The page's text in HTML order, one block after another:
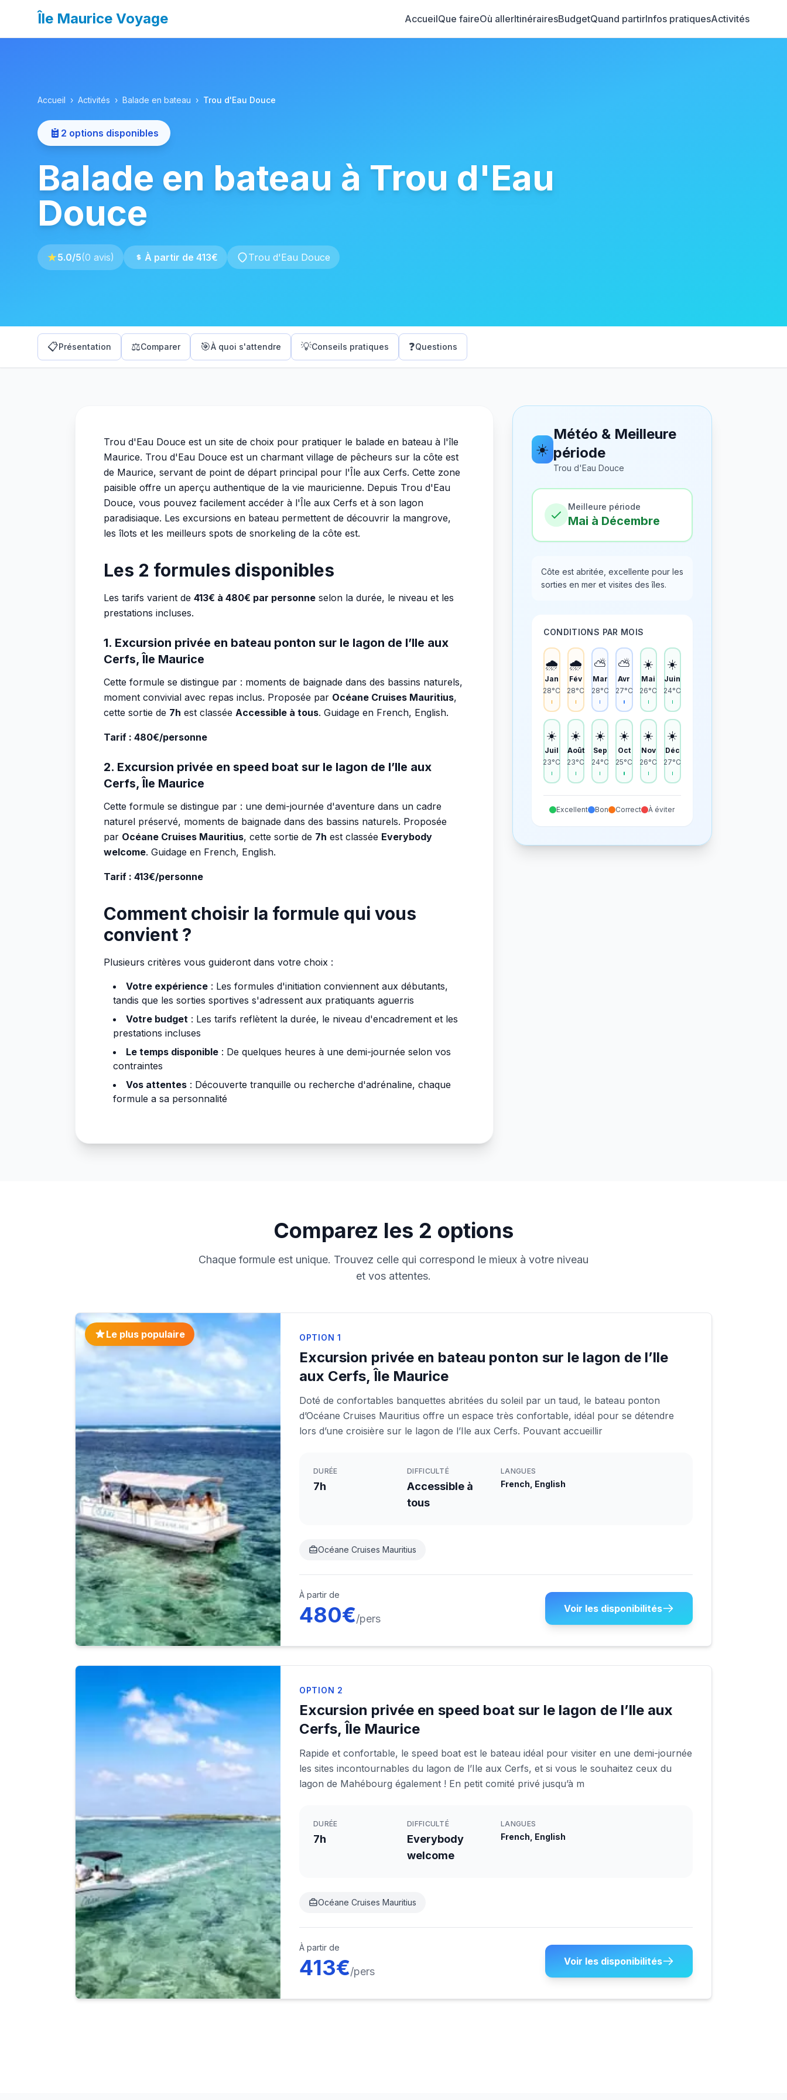
Île Maurice Voyage AccueilQue faireOù allerItinérairesBudgetQuand partirInfos pratiquesActivités
Accueil › Activités › Balade en bateau › Trou d'Eau Douce
2 options disponibles
Balade en bateau à Trou d'Eau
Douce
★5.0/5(0 avis) À partir de 413€ Trou d'Eau Douce
📋Présentation ⚖️Comparer 🎯À quoi s'attendre 💡Conseils pratiques ❓Questions
Trou d'Eau Douce est un site de choix pour pratiquer le balade en bateau à l'île
Maurice. Trou d'Eau Douce est un charmant village de pêcheurs sur la côte est
de Maurice, servant de point de départ principal pour l'Île aux Cerfs. Cette zone
paisible offre un aperçu authentique de la vie mauricienne. Depuis Trou d'Eau
Douce, vous pouvez facilement accéder à l'Île aux Cerfs et à son lagon
paradisiaque. Les excursions en bateau permettent de découvrir la mangrove,
les îlots et les meilleurs spots de snorkeling de la côte est.
Les 2 formules disponibles
Les tarifs varient de 413€ à 480€ par personne selon la durée, le niveau et les
prestations incluses.
1. Excursion privée en bateau ponton sur le lagon de l’Ile aux
Cerfs, Île Maurice
Cette formule se distingue par : moments de baignade dans des bassins naturels,
moment convivial avec repas inclus. Proposée par Océane Cruises Mauritius,
cette sortie de 7h est classée Accessible à tous. Guidage en French, English.
Tarif : 480€/personne
2. Excursion privée en speed boat sur le lagon de l’Ile aux
Cerfs, Île Maurice
Cette formule se distingue par : une demi-journée d'aventure dans un cadre
naturel préservé, moments de baignade dans des bassins naturels. Proposée
par Océane Cruises Mauritius, cette sortie de 7h est classée Everybody
welcome. Guidage en French, English.
Tarif : 413€/personne
Comment choisir la formule qui vous
convient ?
Plusieurs critères vous guideront dans votre choix :
Votre expérience : Les formules d'initiation conviennent aux débutants,
tandis que les sorties sportives s'adressent aux pratiquants aguerris
Votre budget : Les tarifs reflètent la durée, le niveau d'encadrement et les
prestations incluses
Le temps disponible : De quelques heures à une demi-journée selon vos
contraintes
Vos attentes : Découverte tranquille ou recherche d'adrénaline, chaque
formule a sa personnalité
☀️
Météo & Meilleure
période
Trou d'Eau Douce
Meilleure période
Mai à Décembre
Côte est abritée, excellente pour les
sorties en mer et visites des îles.
CONDITIONS PAR MOIS
🌧️
Jan
28°C
🌧️
Fév
28°C
⛅
Mar
28°C
⛅
Avr
27°C
☀️
Mai
26°C
☀️
Juin
24°C
☀️
Juil
23°C
☀️
Août
23°C
☀️
Sep
24°C
☀️
Oct
25°C
☀️
Nov
26°C
☀️
Déc
27°C
Excellent Bon Correct À éviter
Comparez les 2 options
Chaque formule est unique. Trouvez celle qui correspond le mieux à votre niveau
et vos attentes.
Le plus populaire OPTION 1
Excursion privée en bateau ponton sur le lagon de l’Ile
aux Cerfs, Île Maurice
Doté de confortables banquettes abritées du soleil par un taud, le bateau ponton
d’Océane Cruises Mauritius offre un espace très confortable, idéal pour se détendre
lors d’une croisière sur le lagon de l’Ile aux Cerfs. Pouvant accueillir
DURÉE
7h
DIFFICULTÉ
Accessible à
tous
LANGUES
French, English
Océane Cruises Mauritius
À partir de
480€/pers
Voir les disponibilités
OPTION 2
Excursion privée en speed boat sur le lagon de l’Ile aux
Cerfs, Île Maurice
Rapide et confortable, le speed boat est le bateau idéal pour visiter en une demi-journée
les sites incontournables du lagon de l’Ile aux Cerfs, et si vous le souhaitez ceux du
lagon de Mahébourg également ! En petit comité privé jusqu’à m
DURÉE
7h
DIFFICULTÉ
Everybody
welcome
LANGUES
French, English
Océane Cruises Mauritius
À partir de
413€/pers
Voir les disponibilités